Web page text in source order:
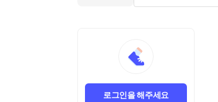
로그인을 해주세요